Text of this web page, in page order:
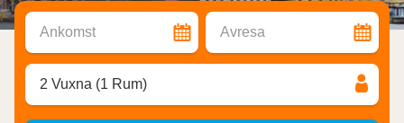
Ankomst Avresa
2 Vuxna (1 Rum)